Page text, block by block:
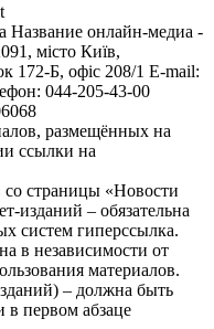
Название онлайн-медиа -
місто Київ,
Б, офіс 208/1 E-mail:
044-205-43-00
размещённых на
ссылки на
страницы «Новости
изданий – обязательна
систем гиперссылка.
в независимости от
материалов.
– должна быть
в первом абзаце